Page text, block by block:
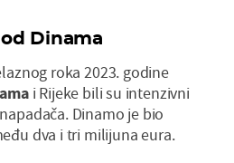
Dinama
roka 2023. godine
i Rijeke bili su intenzivni
Dinamo je bio
dva i tri milijuna eura.